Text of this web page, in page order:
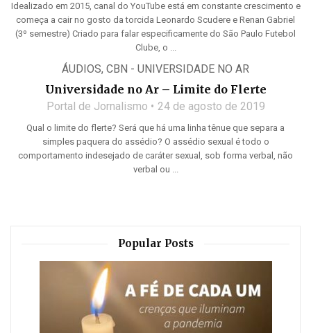
Idealizado em 2015, canal do YouTube está em constante crescimento e
começa a cair no gosto da torcida Leonardo Scudere e Renan Gabriel
(3º semestre) Criado para falar especificamente do São Paulo Futebol
Clube, o ...
ÁUDIOS, CBN - UNIVERSIDADE NO AR
Universidade no Ar – Limite do Flerte
Portal de Jornalismo 24 de agosto de 2019
Qual o limite do flerte? Será que há uma linha tênue que separa a
simples paquera do assédio? O assédio sexual é todo o
comportamento indesejado de caráter sexual, sob forma verbal, não
verbal ou ...
Popular Posts